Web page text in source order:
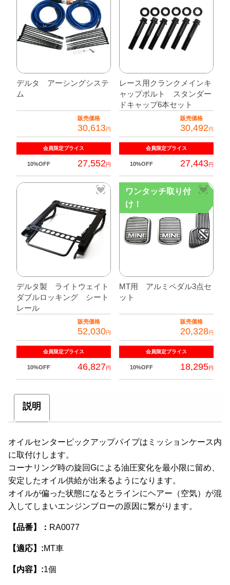
デルタ アーシングシステ
ム
販売価格
30,613円
会員限定プライス
10%OFF 27,552円
レース用クランクメインキ
ャップボルト スタンダー
ドキャップ6本セット
販売価格
30,492円
会員限定プライス
10%OFF 27,443円
デルタ製 ライトウェイト
ダブルロッキング シート
レール
販売価格
52,030円
会員限定プライス
10%OFF 46,827円
ワンタッチ取り付
け！
MT用 アルミペダル3点セ
ット
販売価格
20,328円
会員限定プライス
10%OFF 18,295円
説明
オイルセンターピックアップパイプはミッションケース内
に取付けします。
コーナリング時の旋回Gによる油圧変化を最小限に留め、
安定したオイル供給が出来るようになります。
オイルが偏った状態になるとラインにヘアー（空気）が混
入してしまいエンジンブローの原因に繋がります。
【品番】： RA0077
【適応】:MT車
【内容】:1個